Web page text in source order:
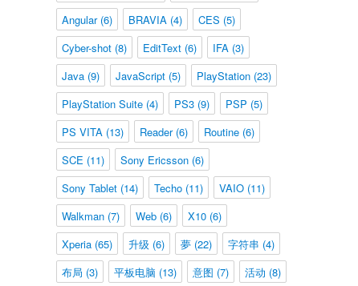
Angular(6) BRAVIA(4) CES (5)
Cyber-shot(8) EditText(6) IFA(3)
Java(9) JavaScript(5) PlayStation(23)
PlayStation Suite(4) PS3(9) PSP (5)
PS VITA(13) Reader(6) Routine(6)
SCE (11) Sony Ericsson(6)
Sony Tablet(14) Techo(11) VAIO(11)
Walkman(7) Web(6) X10(6)
Xperia(65) 升级 (6) 夢(22) 字符串 (4)
布局 (3) 平板电脑 (13) 意图 (7) 活动 (8)